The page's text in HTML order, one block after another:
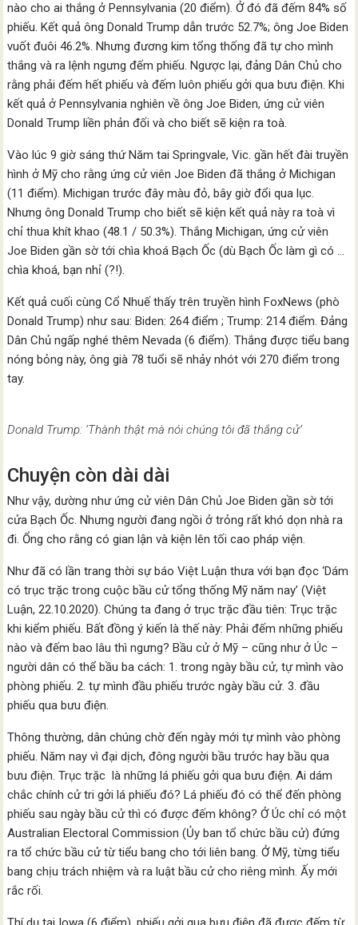
nào cho ai thắng ở Pennsylvania (20 điểm). Ở đó đã đếm 84% số
phiếu. Kết quả ông Donald Trump dẫn trước 52.7%; ông Joe Biden
vuốt đuôi 46.2%. Nhưng đương kim tổng thống đã tự cho mình
thắng và ra lệnh ngưng đếm phiếu. Ngược lại, đảng Dân Chủ cho
rằng phải đếm hết phiếu và đếm luôn phiếu gởi qua bưu điện. Khi
kết quả ở Pennsylvania nghiên về ông Joe Biden, ứng cử viên
Donald Trump liền phản đối và cho biết sẽ kiện ra toà.
Vào lúc 9 giờ sáng thứ Năm tai Springvale, Vic. gần hết đài truyền
hình ở Mỹ cho rằng ứng cử viên Joe Biden đã thắng ở Michigan
(11 điểm). Michigan trước đây màu đỏ, bây giờ đổi qua lục.
Nhưng ông Donald Trump cho biết sẽ kiện kết quả này ra toà vì
chỉ thua khít khao (48.1 / 50.3%). Thắng Michigan, ứng cử viên
Joe Biden gần sờ tới chìa khoá Bạch Ốc (dù Bạch Ốc làm gì có …
chìa khoá, bạn nhỉ (?!).
Kết quả cuối cùng Cổ Nhuế thấy trên truyền hình FoxNews (phò
Donald Trump) như sau: Biden: 264 điểm ; Trump: 214 điểm. Đảng
Dân Chủ ngấp nghé thêm Nevada (6 điểm). Thắng được tiểu bang
nóng bỏng này, ông già 78 tuổi sẽ nhảy nhót với 270 điểm trong
tay.
Donald Trump: ‘Thành thật mà nói chúng tôi đã thắng cử’
Chuyện còn dài dài
Như vậy, dường như ứng cử viên Dân Chủ Joe Biden gần sờ tới
cửa Bạch Ốc. Nhưng người đang ngồi ở trỏng rất khó dọn nhà ra
đi. Ổng cho rằng có gian lận và kiện lên tối cao pháp viện.
Như đã có lần trang thời sự báo Việt Luận thưa với bạn đọc ‘Dám
có trục trặc trong cuộc bầu cử tổng thống Mỹ năm nay’ (Việt
Luận, 22.10.2020). Chúng ta đang ở trục trặc đầu tiên: Trục trặc
khi kiểm phiếu. Bất đồng ý kiến là thế này: Phải đếm những phiếu
nào và đếm bao lâu thì ngưng? Bầu cử ở Mỹ – cũng như ở Úc –
người dân có thể bầu ba cách: 1. trong ngày bầu cử, tự mình vào
phòng phiếu. 2. tự mình đầu phiếu trước ngày bầu cử. 3. đầu
phiếu qua bưu điện.
Thông thường, dân chúng chờ đến ngày mới tự mình vào phòng
phiếu. Năm nay vì đại dịch, đông người bầu trước hay bầu qua
bưu điện. Trục trặc là những lá phiếu gởi qua bưu điện. Ai dám
chắc chính cử tri gởi lá phiếu đó? Lá phiếu đó có thể đến phòng
phiếu sau ngày bầu cử thì có được đếm không? Ở Úc chỉ có một
Australian Electoral Commission (Ủy ban tổ chức bầu cử) đứng
ra tổ chức bầu cử từ tiểu bang cho tới liên bang. Ở Mỹ, từng tiểu
bang chịu trách nhiệm và ra luật bầu cử cho riêng mình. Ấy mới
rắc rối.